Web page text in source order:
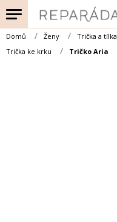
na
obsah
Domů Ženy Trička a tílka
Trička ke krku
Tričko Aria